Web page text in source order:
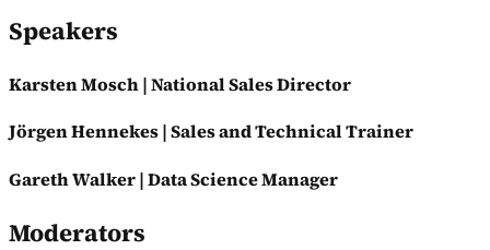
Speakers
Karsten Mosch | National Sales Director
Jörgen Hennekes | Sales and Technical Trainer
Gareth Walker | Data Science Manager
Moderators